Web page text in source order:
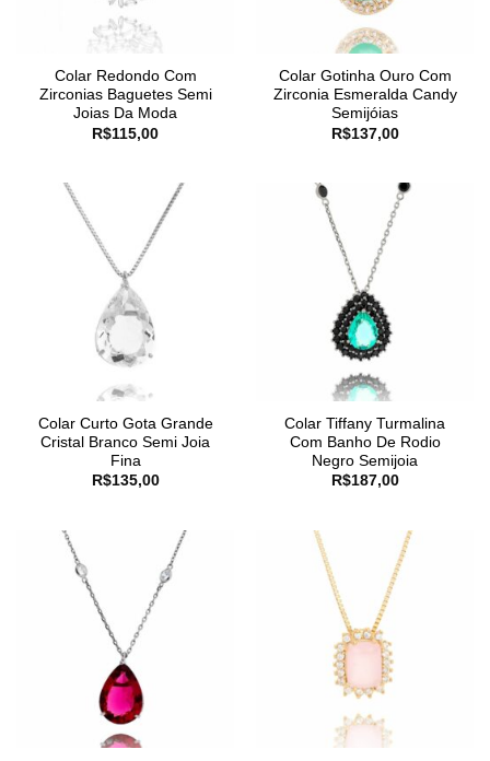
Colar Redondo Com
Zirconias Baguetes Semi
Joias Da Moda
R$115,00
Colar Gotinha Ouro Com
Zirconia Esmeralda Candy
Semijóias
R$137,00
Colar Curto Gota Grande
Cristal Branco Semi Joia
Fina
R$135,00
Colar Tiffany Turmalina
Com Banho De Rodio
Negro Semijoia
R$187,00